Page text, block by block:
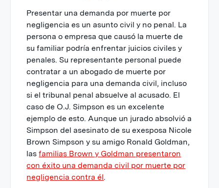
Presentar una demanda por muerte por
negligencia es un asunto civil y no penal. La
persona o empresa que causó la muerte de
su familiar podría enfrentar juicios civiles y
penales. Su representante personal puede
contratar a un abogado de muerte por
negligencia para una demanda civil, incluso
si el tribunal penal absuelve al acusado. El
caso de O.J. Simpson es un excelente
ejemplo de esto. Aunque un jurado absolvió a
Simpson del asesinato de su exesposa Nicole
Brown Simpson y su amigo Ronald Goldman,
lasfamilias Brown y Goldman presentaron
con éxito una demanda civil por muerte por
negligencia contra él.